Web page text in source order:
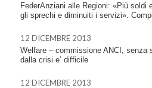
FederAnziani alle Regioni: «Più soldi
gli sprechi e diminuiti i servizi».
12 DICEMBRE 2013
Welfare – commissione ANCI, senza
dalla crisi e’ difficile
12 DICEMBRE 2013